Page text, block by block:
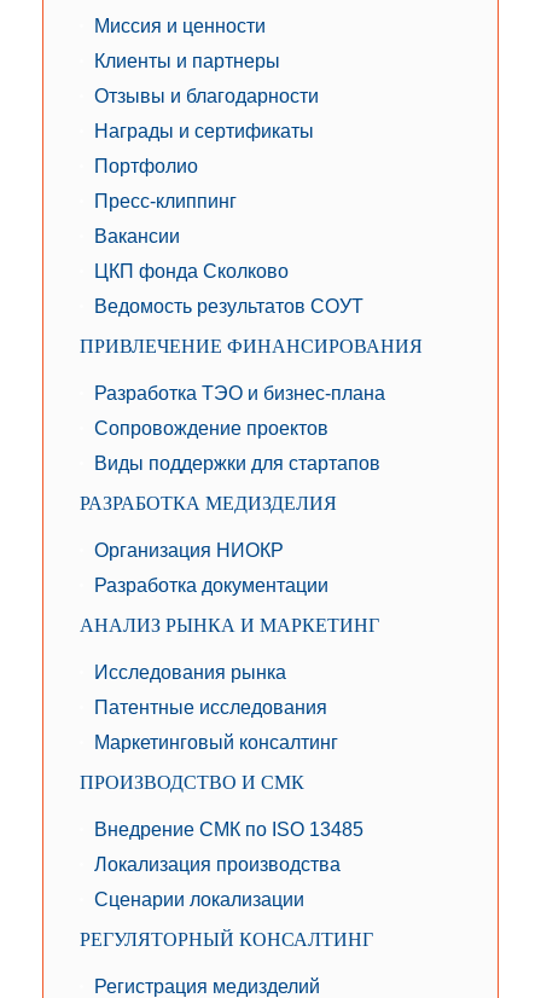
Миссия и ценности
Клиенты и партнеры
Отзывы и благодарности
Награды и сертификаты
Портфолио
Пресс-клиппинг
Вакансии
ЦКП фонда Сколково
Ведомость результатов СОУТ
ПРИВЛЕЧЕНИЕ ФИНАНСИРОВАНИЯ
Разработка ТЭО и бизнес-плана
Сопровождение проектов
Виды поддержки для стартапов
РАЗРАБОТКА МЕДИЗДЕЛИЯ
Организация НИОКР
Разработка документации
АНАЛИЗ РЫНКА И МАРКЕТИНГ
Исследования рынка
Патентные исследования
Маркетинговый консалтинг
ПРОИЗВОДСТВО И СМК
Внедрение СМК по ISO 13485
Локализация производства
Сценарии локализации
РЕГУЛЯТОРНЫЙ КОНСАЛТИНГ
Регистрация медизделий